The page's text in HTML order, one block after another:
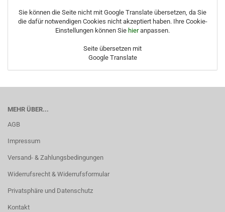
Sie können die Seite nicht mit Google Translate übersetzen, da Sie
die dafür notwendigen Cookies nicht akzeptiert haben. Ihre Cookie-
Einstellungen können Sie hieranpassen.
Seite übersetzen mit
Google Translate
MEHR ÜBER...
AGB
Impressum
Versand- & Zahlungsbedingungen
Widerrufsrecht & Widerrufsformular
Privatsphäre und Datenschutz
Kontakt